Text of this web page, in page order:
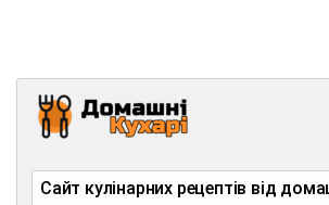
Сайт кулінарних рецептів від